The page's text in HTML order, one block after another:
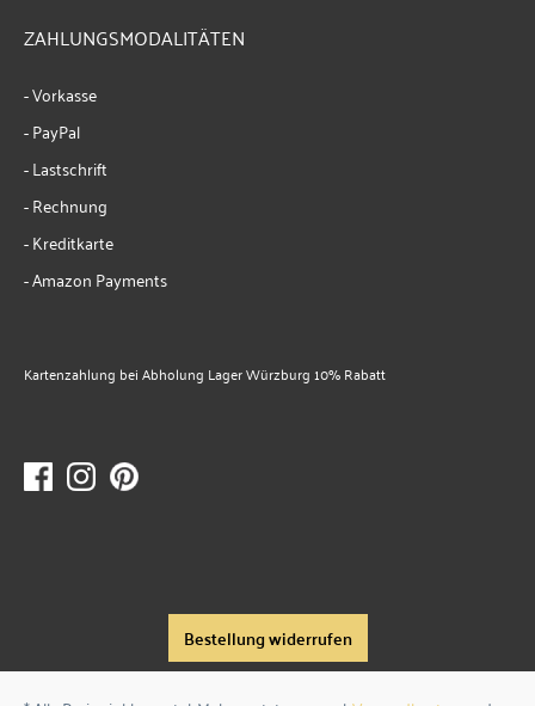
ZAHLUNGSMODALITÄTEN
- Vorkasse
- PayPal
- Lastschrift
- Rechnung
- Kreditkarte
- Amazon Payments
Kartenzahlung bei Abholung Lager Würzburg 10% Rabatt
Bestellung widerrufen